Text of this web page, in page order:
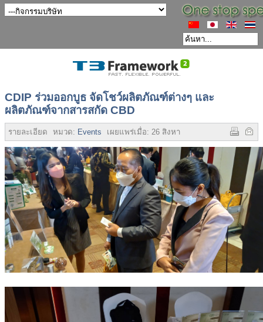
CDIP ร่วมออกบูธ จัดโชว์ผลิตภัณฑ์ต่างๆ และ
ผลิตภัณฑ์จากสารสกัด CBD
รายละเอียด หมวด: Events เผยแพร่เมื่อ: 26 สิงหาคม 2565 3630